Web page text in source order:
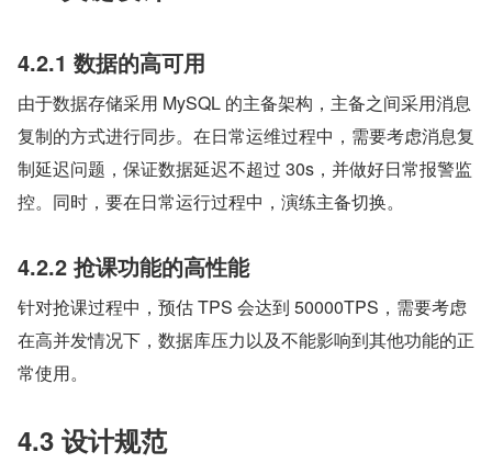
4.2.1 数据的高可用
由于数据存储采用 MySQL 的主备架构，主备之间采用消息
复制的方式进行同步。在日常运维过程中，需要考虑消息复
制延迟问题，保证数据延迟不超过 30s，并做好日常报警监
控。同时，要在日常运行过程中，演练主备切换。
4.2.2 抢课功能的高性能
针对抢课过程中，预估 TPS 会达到 50000TPS，需要考虑
在高并发情况下，数据库压力以及不能影响到其他功能的正
常使用。
4.3 设计规范